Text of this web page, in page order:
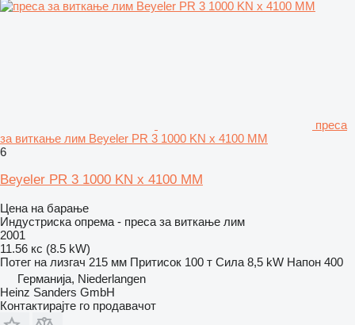
преса
за виткање лим Beyeler PR 3 1000 KN x 4100 MM
6
Beyeler PR 3 1000 KN x 4100 MM
Цена на барање
Индустриска опрема - преса за виткање лим
2001
11.56 кс (8.5 kW)
Потег на лизгач 215 мм Притисок 100 т Сила 8,5 kW Напон 400
Германија, Niederlangen
Heinz Sanders GmbH
Контактирајте го продавачот